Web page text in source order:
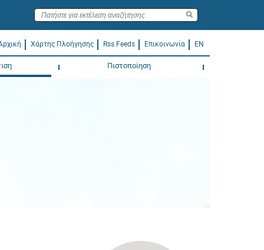
Χάρτης Πλοήγησης Rss Feeds Επικοινωνία EN
Πιστοποίηση